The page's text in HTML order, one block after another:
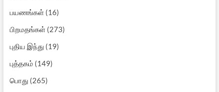
பயணங்கள்(16)
பிறமதங்கள்(273)
புதிய இந்து (19)
புத்தகம் (149)
பொது (265)